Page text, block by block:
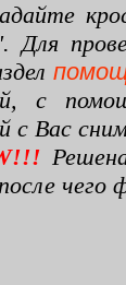
Для
с
с Вас